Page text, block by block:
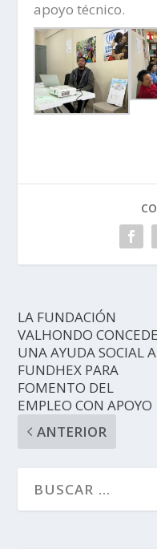
apoyo técnico.
LA FUNDACIÓN
VALHONDO CONCEDE
UNA AYUDA SOCIAL A
FUNDHEX PARA
FOMENTO DEL
EMPLEO CON APOYO
ANTERIOR